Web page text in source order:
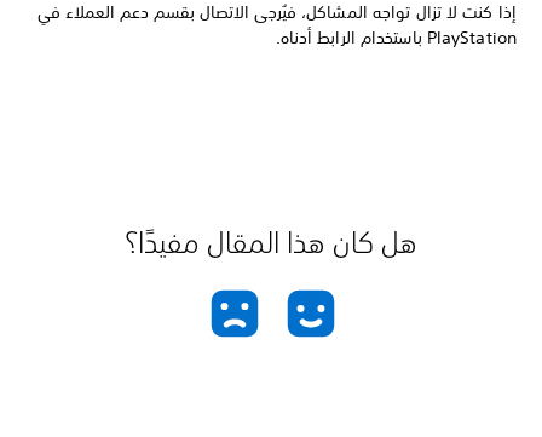
إذا كنت لا تزال تواجه المشاكل، فيُرجى الاتصال بقسم دعم العملاء في
PlayStation باستخدام الرابط أدناه.
هل كان هذا المقال مفيدًا؟